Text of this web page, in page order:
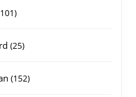
101101
2525
152152